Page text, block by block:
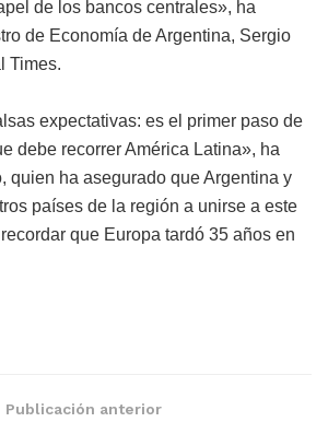
de los bancos centrales», ha
de Economía de Argentina, Sergio
Times.
expectativas: es el primer paso de
debe recorrer América Latina», ha
quien ha asegurado que Argentina y
países de la región a unirse a este
que Europa tardó 35 años en
Publicación anterior